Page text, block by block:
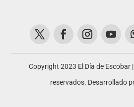
Copyright 2023 El Día de Escobar
reservados. Desarrollado